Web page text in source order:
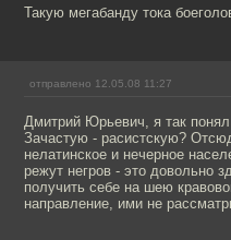
Такую мегабанду тока
отправлено 12.05.08 11:27
Дмитрий Юрьевич, я так
Зачастую - расистскую?
нелатинское и нечерное
режут негров - это довольно
получить себе на шею
направление, ими не